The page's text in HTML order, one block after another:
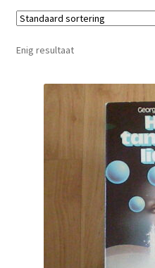
Winkelmand
Enig resultaat